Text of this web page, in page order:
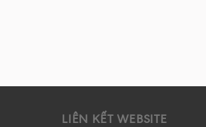
LIÊN KẾT WEBSITE